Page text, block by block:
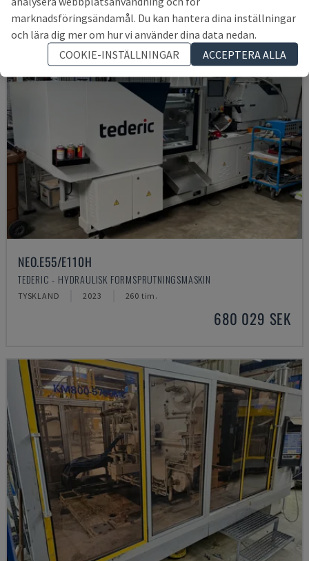
NEO.E55/E110H
TEDERIC - HYDRAULISK FORMSPRUTNINGSMASKIN
TYSKLAND 2023 260 tim.
680 029 SEK
marknadsföringsändamål. Du kan hantera dina inställningar
och lära dig mer om hur vi använder dina data nedan.
COOKIE-INSTÄLLNINGAR
ACCEPTERA ALLA